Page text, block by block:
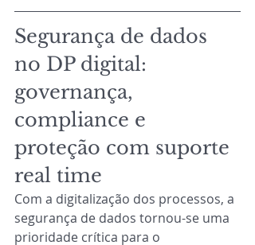
Segurança de dados
no DP digital:
governança,
compliance e
proteção com suporte
real time
Com a digitalização dos processos, a
segurança de dados tornou-se uma
prioridade crítica para o